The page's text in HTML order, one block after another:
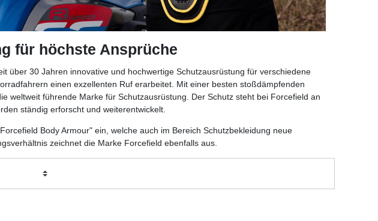
für höchste Ansprüche
über 30 Jahren innovative und hochwertige Schutzausrüstung für verschiedene
einen exzellenten Ruf erarbeitet. Mit einer besten stoßdämpfenden
weltweit führende Marke für Schutzausrüstung. Der Schutz steht bei Forcefield an
ständig erforscht und weiterentwickelt.
Body Armour" ein, welche auch im Bereich Schutzbekleidung neue
zeichnet die Marke Forcefield ebenfalls aus.